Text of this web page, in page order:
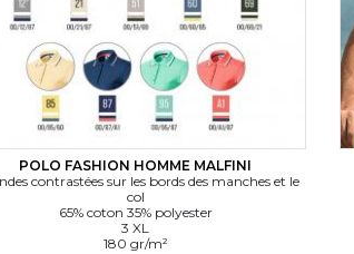
POLO FASHION HOMME MALFINI
contrastées sur les bords des manches et le
col
65% coton 35% polyester
3 XL
180 gr/m²